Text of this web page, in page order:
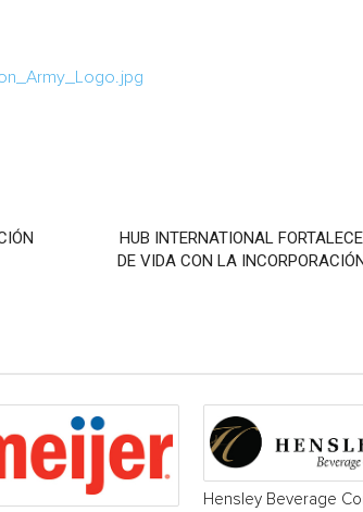
HUB INTERNATIONAL
DE VIDA CON LA
Hensley Beverage